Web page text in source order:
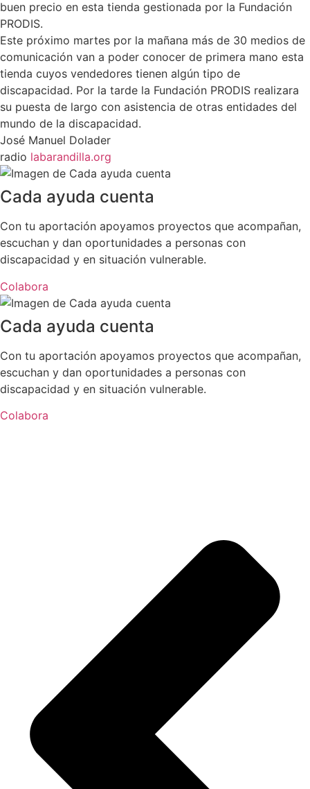
buen precio en esta tienda gestionada por la Fundación
PRODIS.
Este próximo martes por la mañana más de 30 medios de
comunicación van a poder conocer de primera mano esta
tienda cuyos vendedores tienen algún tipo de
discapacidad. Por la tarde la Fundación PRODIS realizara
su puesta de largo con asistencia de otras entidades del
mundo de la discapacidad.
José Manuel Dolader
radio labarandilla.org
Cada ayuda cuenta
Con tu aportación apoyamos proyectos que acompañan,
escuchan y dan oportunidades a personas con
discapacidad y en situación vulnerable.
Colabora
Cada ayuda cuenta
Con tu aportación apoyamos proyectos que acompañan,
escuchan y dan oportunidades a personas con
discapacidad y en situación vulnerable.
Colabora